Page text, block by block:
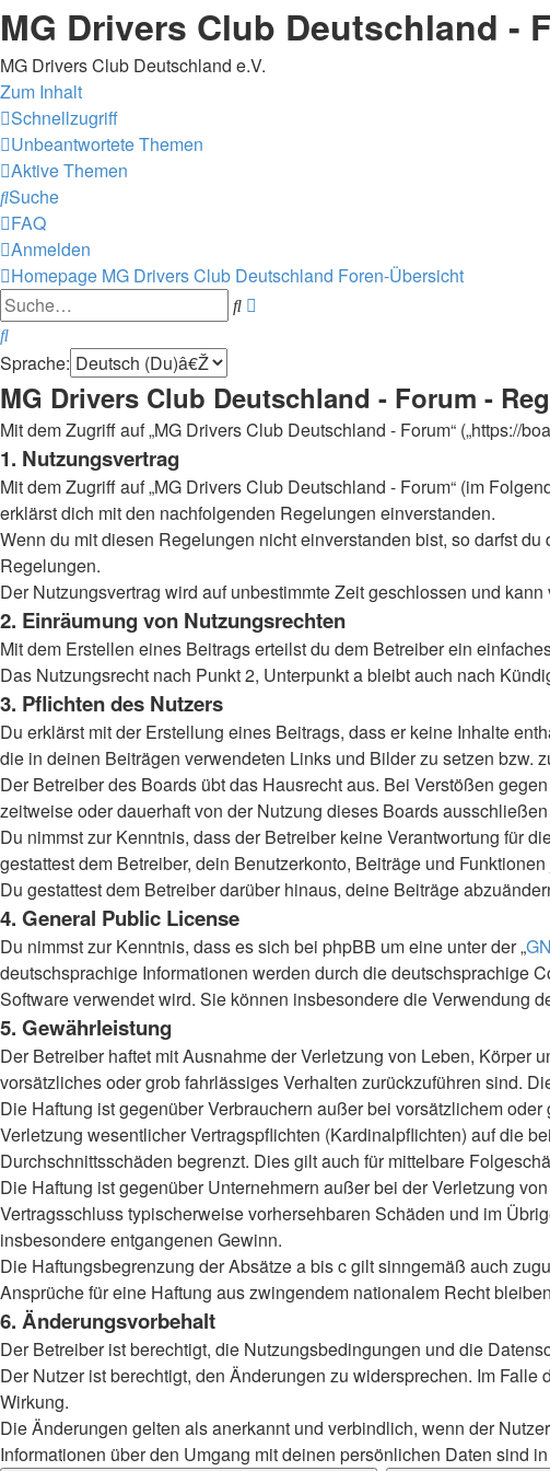
MG Drivers Club Deutschland -
MG Drivers Club Deutschland e.V.
Zum Inhalt
Schnellzugriff
Unbeantwortete Themen
Aktive Themen
Suche
FAQ
Anmelden
Homepage MG Drivers Club Deutschland Foren-Übersicht
Suche
Suche
Sprache:
MG Drivers Club Deutschland - Forum -
Mit dem Zugriff auf „MG Drivers Club Deutschland - Forum“ („https://
1. Nutzungsvertrag
Mit dem Zugriff auf „MG Drivers Club Deutschland - Forum“ (im
erklärst dich mit den nachfolgenden Regelungen einverstanden.
Wenn du mit diesen Regelungen nicht einverstanden bist, so darfst
Regelungen.
Der Nutzungsvertrag wird auf unbestimmte Zeit geschlossen und
2. Einräumung von Nutzungsrechten
Mit dem Erstellen eines Beitrags erteilst du dem Betreiber ein
Das Nutzungsrecht nach Punkt 2, Unterpunkt a bleibt auch nach
3. Pflichten des Nutzers
Du erklärst mit der Erstellung eines Beitrags, dass er keine Inhalte
die in deinen Beiträgen verwendeten Links und Bilder zu setzen bzw.
Der Betreiber des Boards übt das Hausrecht aus. Bei Verstößen
zeitweise oder dauerhaft von der Nutzung dieses Boards
Du nimmst zur Kenntnis, dass der Betreiber keine Verantwortung für
gestattest dem Betreiber, dein Benutzerkonto, Beiträge und
Du gestattest dem Betreiber darüber hinaus, deine Beiträge
4. General Public License
Du nimmst zur Kenntnis, dass es sich bei phpBB um eine unter der „
deutschsprachige Informationen werden durch die deutschsprachige
Software verwendet wird. Sie können insbesondere die Verwendung
5. Gewährleistung
Der Betreiber haftet mit Ausnahme der Verletzung von Leben,
vorsätzliches oder grob fahrlässiges Verhalten zurückzuführen sind.
Die Haftung ist gegenüber Verbrauchern außer bei vorsätzlichem
Verletzung wesentlicher Vertragspflichten (Kardinalpflichten) auf die
Durchschnittsschäden begrenzt. Dies gilt auch für mittelbare
Die Haftung ist gegenüber Unternehmern außer bei der Verletzung
Vertragsschluss typischerweise vorhersehbaren Schäden und im
insbesondere entgangenen Gewinn.
Die Haftungsbegrenzung der Absätze a bis c gilt sinngemäß auch
Ansprüche für eine Haftung aus zwingendem nationalem Recht
6. Änderungsvorbehalt
Der Betreiber ist berechtigt, die Nutzungsbedingungen und die
Der Nutzer ist berechtigt, den Änderungen zu widersprechen. Im
Wirkung.
Die Änderungen gelten als anerkannt und verbindlich, wenn der
Informationen über den Umgang mit deinen persönlichen Daten sind